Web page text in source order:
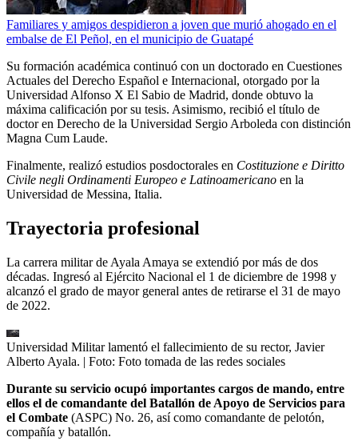
Familiares y amigos despidieron a joven que murió ahogado en el
embalse de El Peñol, en el municipio de Guatapé
Su formación académica continuó con un doctorado en Cuestiones
Actuales del Derecho Español e Internacional, otorgado por la
Universidad Alfonso X El Sabio de Madrid, donde obtuvo la
máxima calificación por su tesis. Asimismo, recibió el título de
doctor en Derecho de la Universidad Sergio Arboleda con distinción
Magna Cum Laude.
Finalmente, realizó estudios posdoctorales en Costituzione e Diritto
Civile negli Ordinamenti Europeo e Latinoamericano en la
Universidad de Messina, Italia.
Trayectoria profesional
La carrera militar de Ayala Amaya se extendió por más de dos
décadas. Ingresó al Ejército Nacional el 1 de diciembre de 1998 y
alcanzó el grado de mayor general antes de retirarse el 31 de mayo
de 2022.
Universidad Militar lamentó el fallecimiento de su rector, Javier
Alberto Ayala. | Foto: Foto tomada de las redes sociales
Durante su servicio ocupó importantes cargos de mando, entre
ellos el de comandante del Batallón de Apoyo de Servicios para
el Combate (ASPC) No. 26, así como comandante de pelotón,
compañía y batallón.